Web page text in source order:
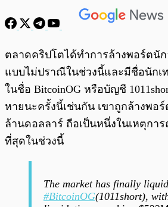
พร้อมเล่น
ตลาดคริปโตได้ทำการล้างพอร์ตนัก
แบบไม่ปราณีในช่วงนี้และมีชื่อนักเ
ในชื่อ BitcoinOG หรือบัญชี
หายนะครั้งนี้เช่นกัน เขาถูกล้างพอร์
ล้านดอลลาร์ ถือเป็นหนึ่งในเหตุก
ที่สุดในช่วงนี้
The market has finally
#BitcoinOG(1011short),